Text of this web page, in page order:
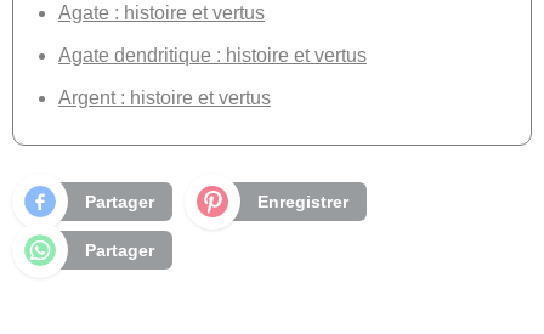
Agate : histoire et vertus
Agate dendritique : histoire et vertus
Argent : histoire et vertus
Partager Enregistrer
Partager